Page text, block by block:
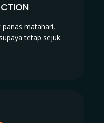
panas matahari,
tetap sejuk.